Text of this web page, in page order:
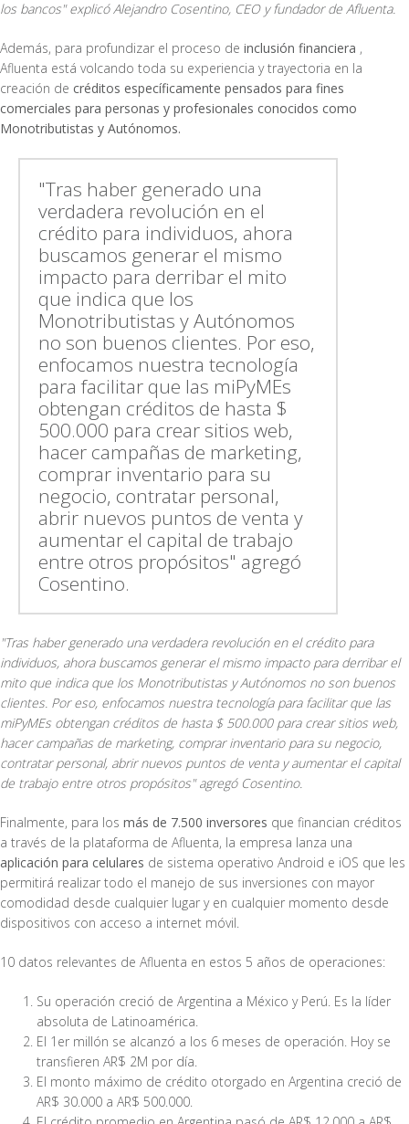
los bancos" explicó Alejandro Cosentino, CEO y fundador de Afluenta.
Además, para profundizar el proceso de inclusión financiera ,
Afluenta está volcando toda su experiencia y trayectoria en la
creación de créditos específicamente pensados para fines
comerciales para personas y profesionales conocidos como
Monotributistas y Autónomos.
"Tras haber generado una
verdadera revolución en el
crédito para individuos, ahora
buscamos generar el mismo
impacto para derribar el mito
que indica que los
Monotributistas y Autónomos
no son buenos clientes. Por eso,
enfocamos nuestra tecnología
para facilitar que las miPyMEs
obtengan créditos de hasta $
500.000 para crear sitios web,
hacer campañas de marketing,
comprar inventario para su
negocio, contratar personal,
abrir nuevos puntos de venta y
aumentar el capital de trabajo
entre otros propósitos" agregó
Cosentino.
"Tras haber generado una verdadera revolución en el crédito para
individuos, ahora buscamos generar el mismo impacto para derribar el
mito que indica que los Monotributistas y Autónomos no son buenos
clientes. Por eso, enfocamos nuestra tecnología para facilitar que las
miPyMEs obtengan créditos de hasta $ 500.000 para crear sitios web,
hacer campañas de marketing, comprar inventario para su negocio,
contratar personal, abrir nuevos puntos de venta y aumentar el capital
de trabajo entre otros propósitos" agregó Cosentino.
Finalmente, para los más de 7.500 inversores que financian créditos
a través de la plataforma de Afluenta, la empresa lanza una
aplicación para celulares de sistema operativo Android e iOS que les
permitirá realizar todo el manejo de sus inversiones con mayor
comodidad desde cualquier lugar y en cualquier momento desde
dispositivos con acceso a internet móvil.
10 datos relevantes de Afluenta en estos 5 años de operaciones:
Su operación creció de Argentina a México y Perú. Es la líder
absoluta de Latinoamérica.
El 1er millón se alcanzó a los 6 meses de operación. Hoy se
transfieren AR$ 2M por día.
El monto máximo de crédito otorgado en Argentina creció de
AR$ 30.000 a AR$ 500.000.